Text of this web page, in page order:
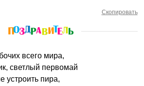
Скопировать
всего мира,
светлый первомай
устроить пира,